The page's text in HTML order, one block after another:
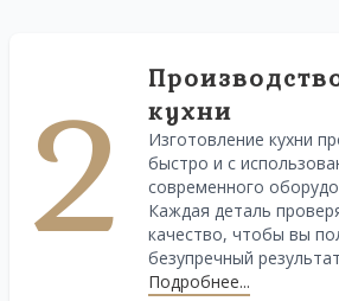
2
кухни
Изготовление кухни
быстро и с
современного
Каждая деталь
качество, чтобы вы
безупречный
Подробнее...